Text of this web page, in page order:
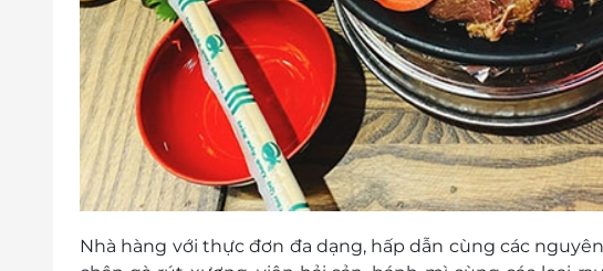
Nhà hàng với thực đơn đa dạng, hấp dẫn cùng các